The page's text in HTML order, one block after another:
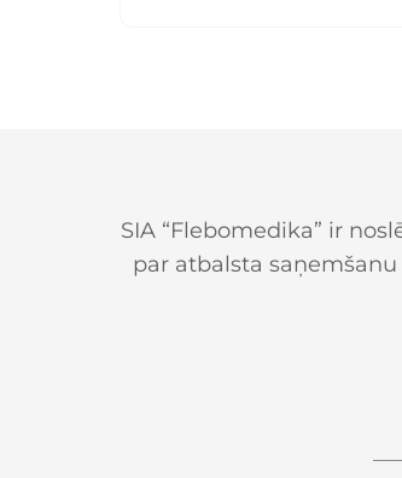
SIA “Flebomedika” ir
par atbalsta